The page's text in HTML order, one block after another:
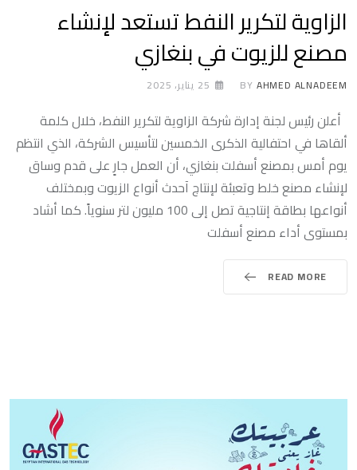
الزاوية لتكرير النفط تستعد لإنشاء
مصنع للزيوت في بنغازي
BY AHMED ALNADEEM 25 يناير، 2025
أعلن رئيس لجنة إدارة شركة الزاوية لتكرير النفط، خلال كلمة
ألقاها في احتفالية الذكرى الخمسين لتأسيس الشركة، الذي انتظم
يوم أمس بمصنع أسفلت بنغازي، أن العمل جارٍ على قدم وساق
لإنشاء مصنع خلط وتعبئة لإنتاج آحدث أنواع الزيوت وبمختلف
أنواعها بطاقة إنتاجية تصل إلى 100 مليون لتر سنوياً. كما أشاد
بمستوى أداء مصنع أسفلت
READ MORE